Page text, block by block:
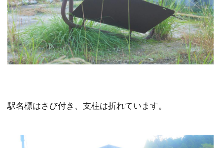
駅名標はさび付き、支柱は折れています。